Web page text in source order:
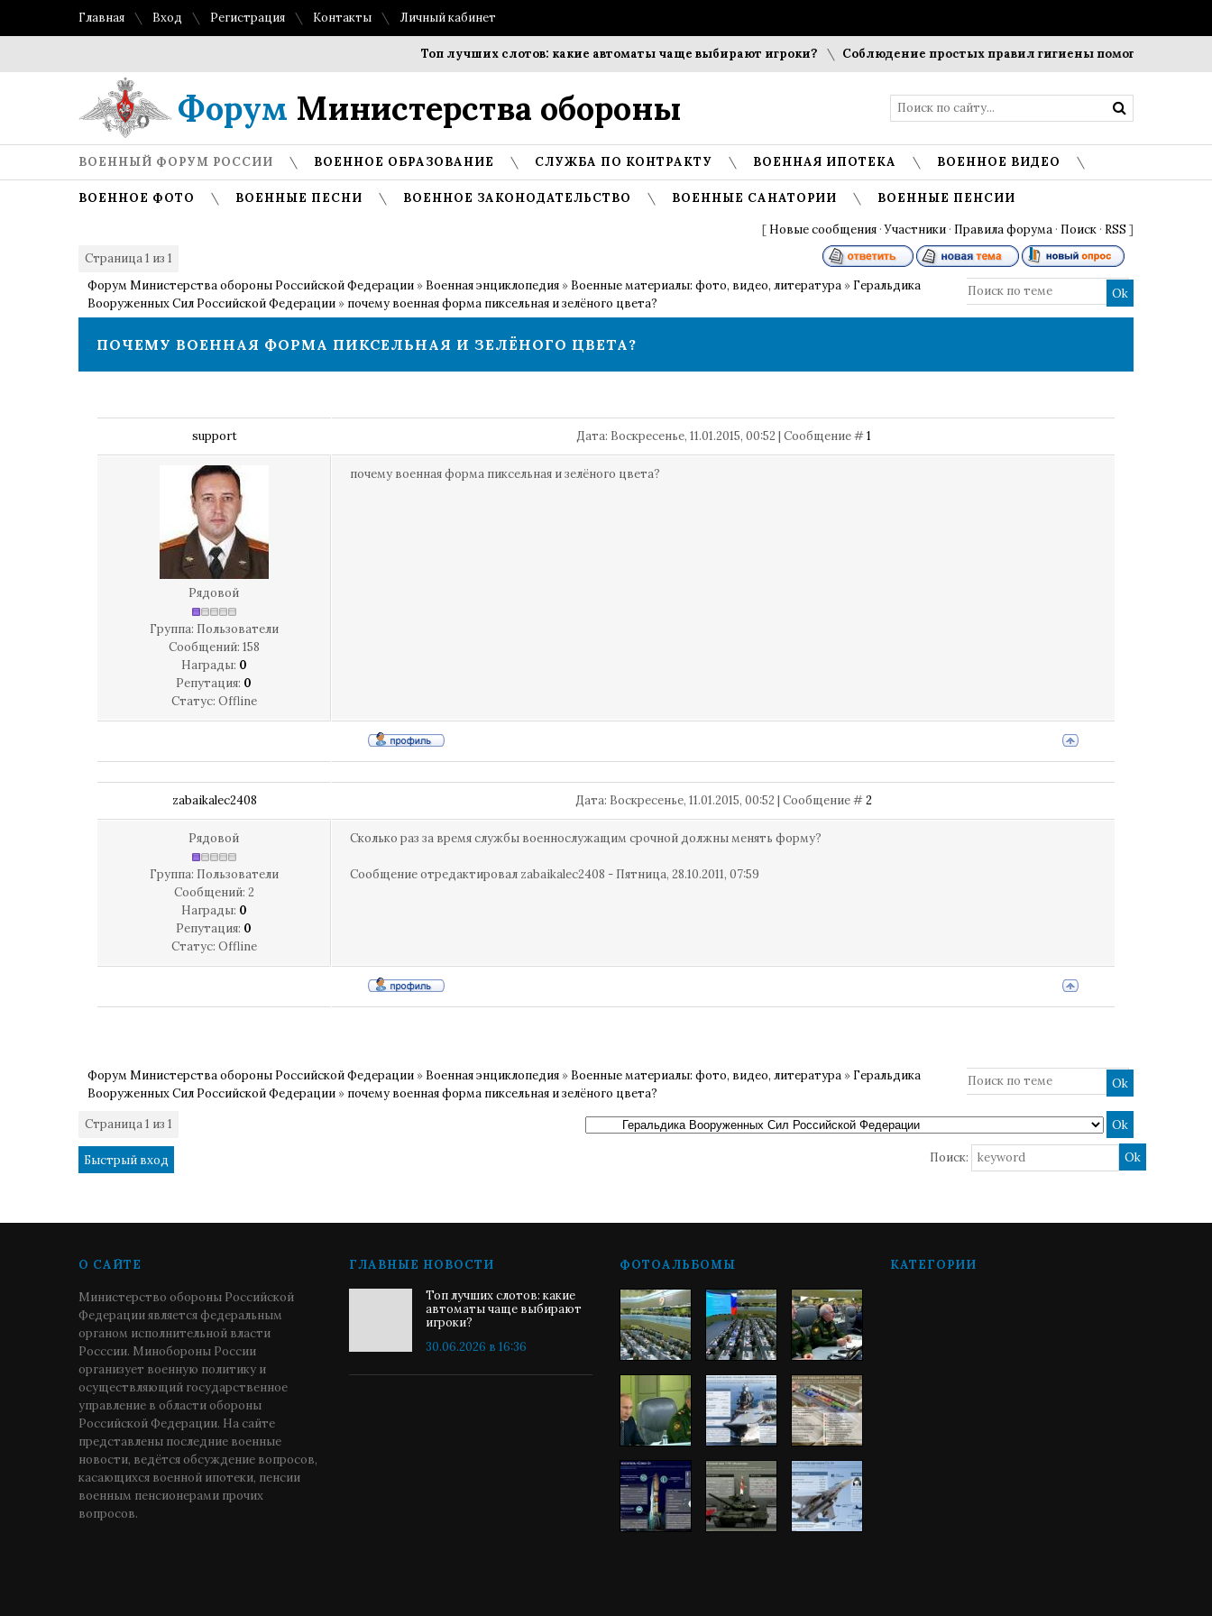
Главная Вход Регистрация Контакты Личный кабинет
Топ лучших слотов: какие автоматы чаще выбирают игроки? Соблюдение простых правил гигиены помогает
Форум Министерства обороны
ВОЕННЫЙ ФОРУМ РОССИИ ВОЕННОЕ ОБРАЗОВАНИЕ СЛУЖБА ПО КОНТРАКТУ ВОЕННАЯ ИПОТЕКА ВОЕННОЕ ВИДЕО
ВОЕННОЕ ФОТО ВОЕННЫЕ ПЕСНИ ВОЕННОЕ ЗАКОНОДАТЕЛЬСТВО ВОЕННЫЕ САНАТОРИИ ВОЕННЫЕ ПЕНСИИ
[ Новые сообщения ·Участники · Правила форума · Поиск · RSS ]
Страница1 из 1
Форум Министерства обороны Российской Федерации » Военная энциклопедия » Военные материалы: фото, видео, литература » Геральдика
Вооруженных Сил Российской Федерации » почему военная форма пиксельная и зелёного цвета?
ПОЧЕМУ ВОЕННАЯ ФОРМА ПИКСЕЛЬНАЯ И ЗЕЛЁНОГО ЦВЕТА?
support Дата: Воскресенье, 11.01.2015, 00:52 | Сообщение #1
Рядовой
Группа: Пользователи
Сообщений: 158
Награды: 0
Репутация: 0
Статус: Offline
почему военная форма пиксельная и зелёного цвета?
zabaikalec2408 Дата: Воскресенье, 11.01.2015, 00:52 | Сообщение #2
Рядовой
Группа: Пользователи
Сообщений: 2
Награды: 0
Репутация: 0
Статус: Offline
Сколько раз за время службы военнослужащим срочной должны менять форму?
Сообщение отредактировал zabaikalec2408 - Пятница, 28.10.2011, 07:59
Форум Министерства обороны Российской Федерации » Военная энциклопедия » Военные материалы: фото, видео, литература » Геральдика
Вооруженных Сил Российской Федерации » почему военная форма пиксельная и зелёного цвета?
Страница1 из 1
Поиск:
О САЙТЕ
Министерство обороны Российской
Федерации является федеральным
органом исполнительной власти
Росссии. Минобороны России
организует военную политику и
осуществляющий государственное
управление в области обороны
Российской Федерации. На сайте
представлены последние военные
новости, ведётся обсуждение вопросов,
касающихся военной ипотеки, пенсии
военным пенсионерами прочих
вопросов.
ГЛАВНЫЕ НОВОСТИ
Топ лучших слотов: какие
автоматы чаще выбирают
игроки?
30.06.2026 в 16:36
ФОТОАЛЬБОМЫ КАТЕГОРИИ